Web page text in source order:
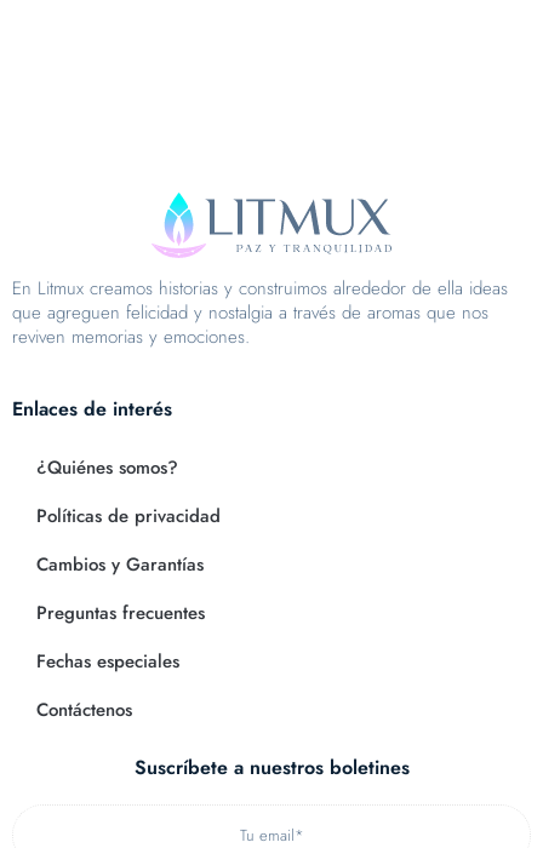
En Litmux creamos historias y construimos alrededor de ella ideas
que agreguen felicidad y nostalgia a través de aromas que nos
reviven memorias y emociones.
Enlaces de interés
¿Quiénes somos?
Políticas de privacidad
Cambios y Garantías
Preguntas frecuentes
Fechas especiales
Contáctenos
Suscríbete a nuestros boletines